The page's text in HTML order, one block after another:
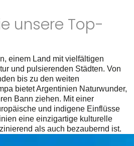
unsere Top-
einem Land mit vielfältigen
und pulsierenden Städten. Von
bis zu den weiten
bietet Argentinien Naturwunder,
Bann ziehen. Mit einer
und indigene Einflüsse
eine einzigartige kulturelle
als auch bezaubernd ist.